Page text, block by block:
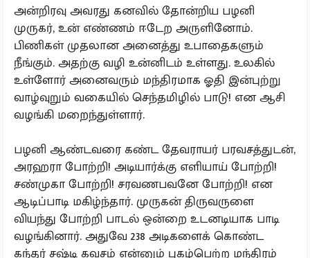
அன்றிரவு அவரது கனவில் தோன்றிய பழனி
முருகர், உன் எண்ணம் ஈடேற அருளினோம்.
பிணிகள் முதலான அனைத்து உபாதைகளும்
நீங்கும். அதற்கு வழி உன்னிடம் உள்ளது. உலகில்
உள்ளோர் அனைவரும் மந்திரமாக ஓதி இன்புற்று
வாழ்வுறும் வகையில் செந்தமிழில் பாடு! என ஆசி
வழங்கி மறைந்துள்ளார்.
பழனி ஆண்டவரை கண்ட தேவராயர் பரவசத்துடன்,
அரஹரா போற்றி! அடியார்க்கு எளியாய் போற்றி!
சண்முகா போற்றி! சரவணபவனே போற்றி! என
ஆடிப்பாடி மகிழ்ந்தார். முருகன் திருவருளை
வியந்து போற்றி பாடல் ஒன்றை உடனடியாக பாடி
வழங்கினார். அதுவே 238 அடிகளைக் கொண்ட
கந்தர் சஷ்டி கவசம் என்னும் புகழ்பெற்ற மந்திரம்